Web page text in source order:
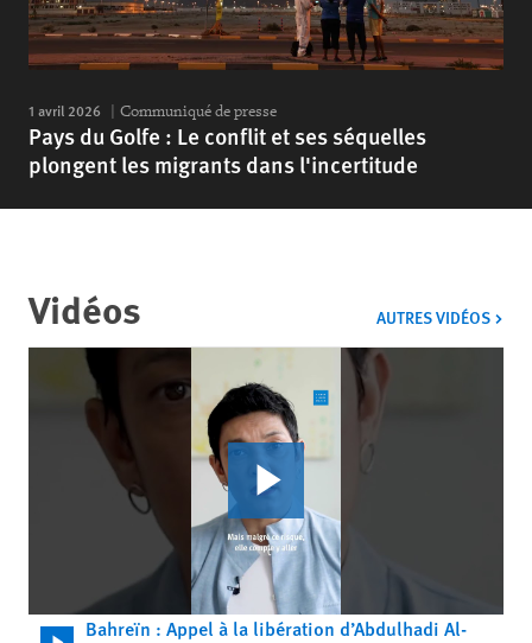
1 avril 2026 Communiqué de presse
Pays du Golfe : Le conflit et ses séquelles
plongent les migrants dans l'incertitude
Vidéos AUTRES VIDÉOS
Bahreïn : Appel à la libération d’Abdulhadi Al-